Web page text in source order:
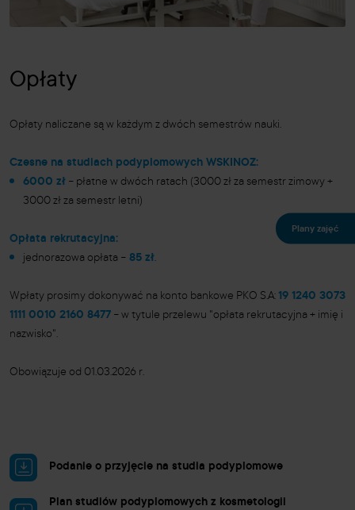
Opłaty
Opłaty naliczane są w każdym z dwóch semestrów nauki.
Czesne na studiach podyplomowych WSKINOZ:
6000 zł – płatne w dwóch ratach (3000 zł za semestr zimowy +
3000 zł za semestr letni)
Opłata rekrutacyjna:
jednorazowa opłata – 85 zł.
Wpłaty prosimy dokonywać na konto bankowe PKO S.A: 19 1240 3073
1111 0010 2160 8477 – w tytule przelewu "opłata rekrutacyjna + imię i
nazwisko".
Obowiązuje od 01.03.2026 r.
Podanie o przyjęcie na studia podyplomowe
Plan studiów podyplomowych z kosmetologii
Plany zajęć